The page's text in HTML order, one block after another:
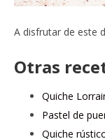
A disfrutar de este
Otras
Quiche
Pastel de
Quiche